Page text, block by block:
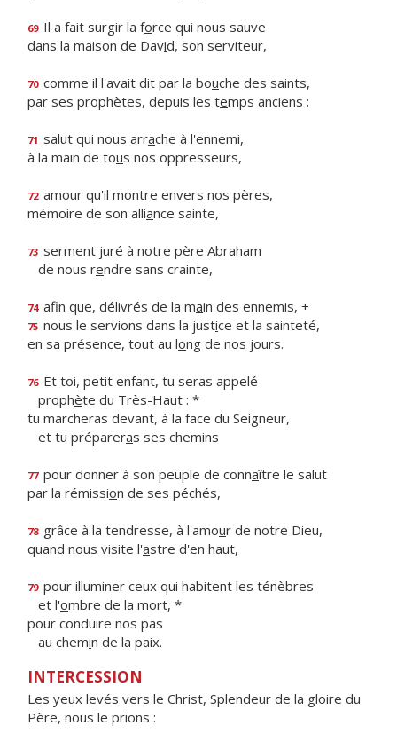
69 Il a fait surgir la force qui nous sauve
dans la maison de David, son serviteur,
70 comme il l'avait dit par la bouche des saints,
par ses prophètes, depuis les temps anciens :
71 salut qui nous arrache à l'ennemi,
à la main de tous nos oppresseurs,
72 amour qu'il montre envers nos pères,
mémoire de son alliance sainte,
73 serment juré à notre père Abraham
de nous rendre sans crainte,
74 afin que, délivrés de la main des ennemis, +
75 nous le servions dans la justice et la sainteté,
en sa présence, tout au long de nos jours.
76 Et toi, petit enfant, tu seras appelé
prophète du Très-Haut : *
tu marcheras devant, à la face du Seigneur,
et tu prépareras ses chemins
77 pour donner à son peuple de connaître le salut
par la rémission de ses péchés,
78 grâce à la tendresse, à l'amour de notre Dieu,
quand nous visite l'astre d'en haut,
79 pour illuminer ceux qui habitent les ténèbres
et l'ombre de la mort, *
pour conduire nos pas
au chemin de la paix.
INTERCESSION
Les yeux levés vers le Christ, Splendeur de la gloire du
Père, nous le prions :